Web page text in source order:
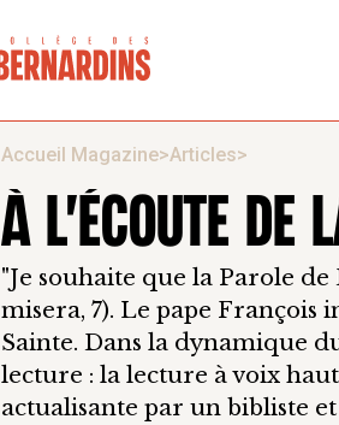
Accueil Magazine>Articles>
À L'ÉCOUTE DE
"Je souhaite que la Parole
misera, 7). Le pape François
Sainte. Dans la dynamique
lecture : la lecture à voix
actualisante par un bibliste